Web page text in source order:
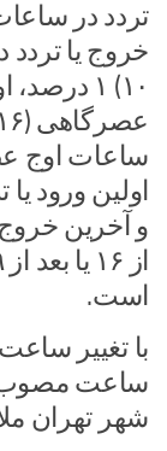
۱۰) ۱
و آخرین
است.
ساعت مصوب
شهر تهران